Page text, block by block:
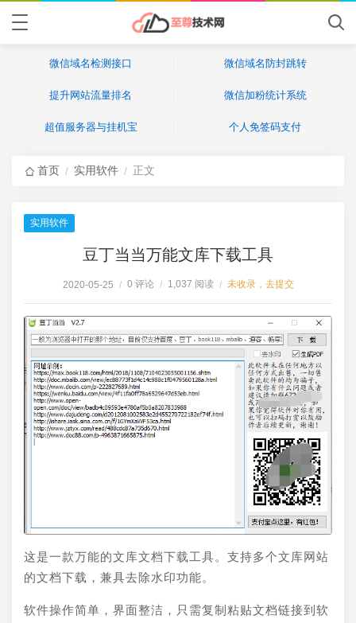
微信域名检测接口 微信域名防封跳转
提升网站流量排名 微信加粉统计系统
超值服务器与挂机宝 个人免签码支付
首页 / 实用软件 / 正文
实用软件
豆丁当当万能文库下载工具
2020-05-25 / 0 评论 / 1,037 阅读 / 未收录，去提交
这是一款万能的文库文档下载工具。支持多个文库网站
的文档下载，兼具去除水印功能。
软件操作简单，界面整洁，只需复制粘贴文档链接到软